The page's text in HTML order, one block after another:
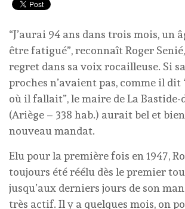
“J’aurai 94 ans dans trois mois, un
être fatigué”, reconnaît Roger
regret dans sa voix rocailleuse. Si
proches n’avaient pas, comme il dit
où il fallait”, le maire de La Bastide-
(Ariège – 338 hab.) aurait bel et
nouveau mandat.
Elu pour la première fois en 1947,
toujours été réélu dès le premier
jusqu’aux derniers jours de son
très actif. Il y a quelques mois, on